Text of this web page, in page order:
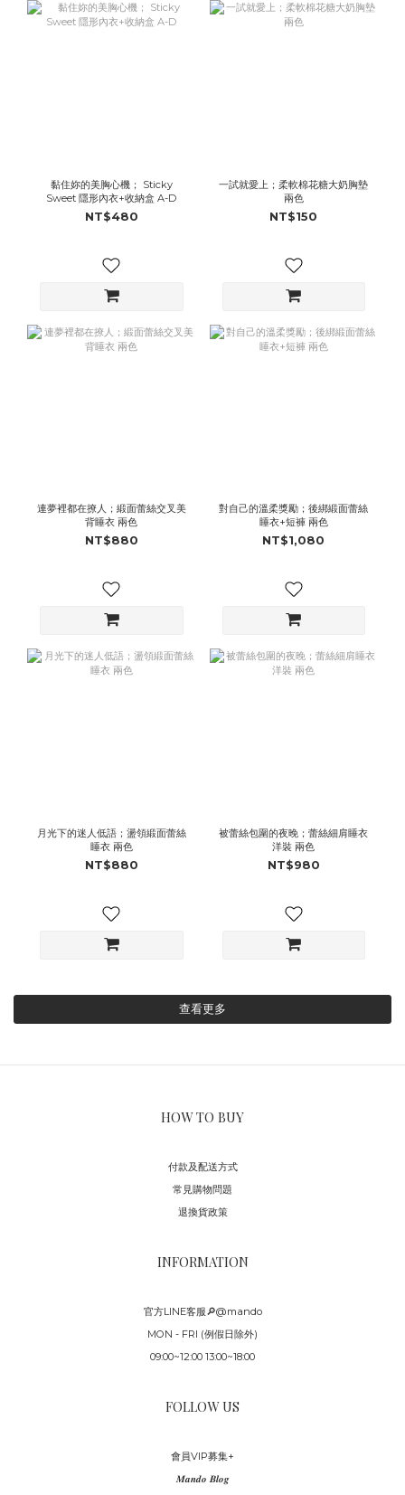
黏住妳的美胸心機； Sticky
Sweet 隱形內衣+收納盒 A-D
NT$480
一試就愛上；柔軟棉花糖大奶胸墊
兩色
NT$150
連夢裡都在撩人；緞面蕾絲交叉美
背睡衣 兩色
NT$880
對自己的溫柔獎勵；後綁緞面蕾絲
睡衣+短褲 兩色
NT$1,080
月光下的迷人低語；盪領緞面蕾絲
睡衣 兩色
NT$880
被蕾絲包圍的夜晚；蕾絲細肩睡衣
洋裝 兩色
NT$980
查看更多
HOW TO BUY
付款及配送方式
常見購物問題
退換貨政策
INFORMATION
官方LINE客服🔎@mando
MON - FRI (例假日除外)
09:00~12:00 13:00~18:00
FOLLOW US
會員VIP募集+
𝑴𝒂𝒏𝒅𝒐 𝑩𝒍𝒐𝒈